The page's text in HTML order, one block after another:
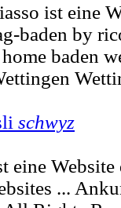
ist eine
baden by
baden
schwyz
Website
...